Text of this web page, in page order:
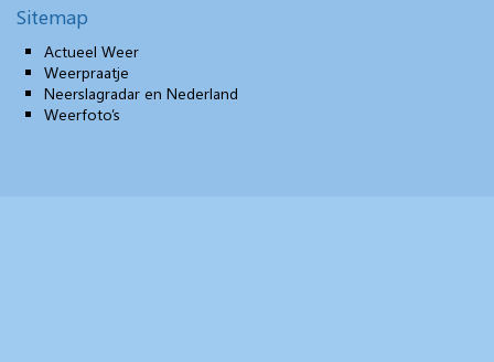
Sitemap
Actueel Weer
Weerpraatje
Neerslagradar en Nederland
Weerfoto’s